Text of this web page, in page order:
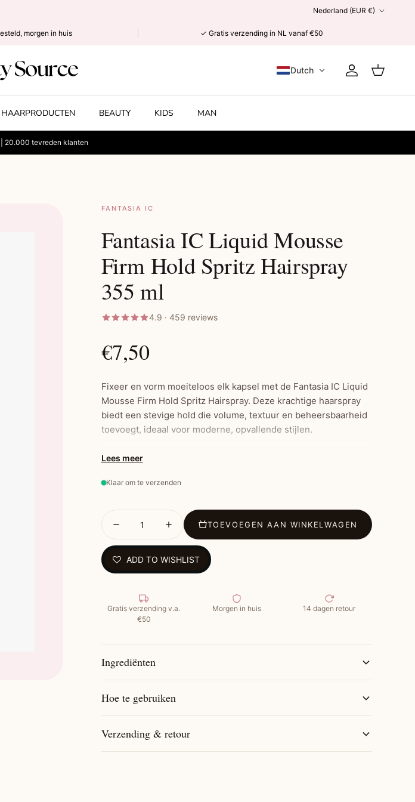
Nederland (EUR €)
morgen in huis ✓ Gratis verzending in NL vanaf €50
Dutch AccountWinkelwagen
HAARPRODUCTEN BEAUTY KIDS MAN
tevreden klanten
FANTASIA IC
Fantasia IC Liquid Mousse
Firm Hold Spritz Hairspray
355 ml
4.9 · 459 reviews
€7,50
Fixeer en vorm moeiteloos elk kapsel met de Fantasia IC Liquid
Mousse Firm Hold Spritz Hairspray. Deze krachtige haarspray
biedt een stevige hold die volume, textuur en beheersbaarheid
toevoegt, ideaal voor moderne, opvallende stijlen.
Schilfert niet en laat geen ophoping achter; makkelijk uit te
kammen
Weerbestendig met uitstekende pluiscontrole
Geeft extra volume, textuur en glans aan je stijl
Vrij van lak en spoelt gemakkelijk uit
korte, gelijkmatige bursts. Herhaal indien nodig voor extra hold.
Lees meer
Klaar om te verzenden
TOEVOEGEN AAN WINKELWAGEN
ADD TO WISHLIST
Gratis verzending v.a.
€50
Morgen in huis 14 dagen retour
Ingrediënten
Hoe te gebruiken
Verzending & retour